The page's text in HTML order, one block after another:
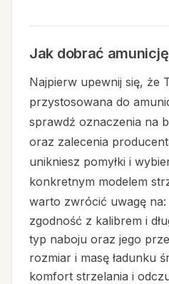
Jak dobrać
Najpierw upewnij się, że
przystosowana do
sprawdź oznaczenia na
oraz zalecenia
unikniesz pomyłki i
konkretnym modelem
warto zwrócić uwagę na:
zgodność z kalibrem i
typ naboju oraz jego
rozmiar i masę ładunku
komfort strzelania i